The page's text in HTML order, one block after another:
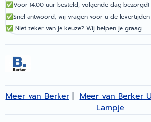
✅Voor 14:00 uur besteld, volgende dag bezorgd!
✅Snel antwoord; wij vragen voor u de
✅ Niet zeker van je keuze? Wij helpen je graag.
Meer van Berker|Meer van Berker
Lampje